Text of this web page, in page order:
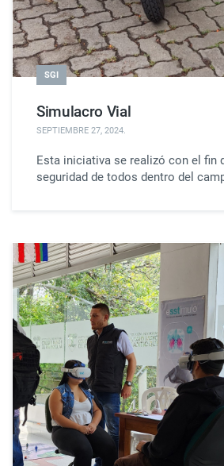
SGI
Simulacro Vial
SEPTIEMBRE 27, 2024.
Esta iniciativa se realizó con el fin
seguridad de todos dentro del